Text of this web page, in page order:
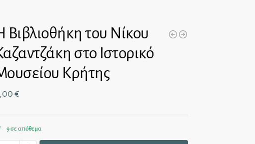
Βιβλιοθήκη του Νίκου
στο Ιστορικό
Κρήτης
€
9 σε απόθεμα